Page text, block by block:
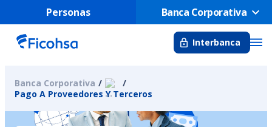
Personas Banca Corporativa
Interbanca
Banca Corporativa
Pago A Proveedores Y Terceros